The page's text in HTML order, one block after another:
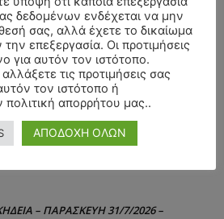
4/8/2026 – ΧΡΗΣΤΟΣ Α. ΠΑΛΙΟΥΡΑΣ
– ΔΕΥΤΕΡΑ 3/8/2026 – ΔΗΜΗΤΡΙΟΣ Σ.
επί ΚΗΔΕΙΑ – ΔΕΥΤΕΡΑ 3/8/2026 –
ΕΤΩΝ 91
– ΠΑΡΑΣΚΕΥΗ 31/7/2026 –
δεδομένων ενδέχεται να μην
σας, αλλά έχετε το δικαίωμα
επεξεργασία. Οι προτιμήσεις
για αυτόν τον ιστότοπο.
τις προτιμήσεις σας
τον ιστότοπο ή
πολιτική απορρήτου μας..
ΑΠΟΔΟΧΗ ΟΛΩΝ